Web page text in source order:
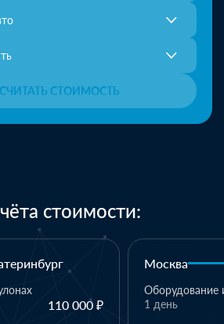
СТОИМОСТЬ
стоимости:
110 000 ₽
Казань
1 паллет -